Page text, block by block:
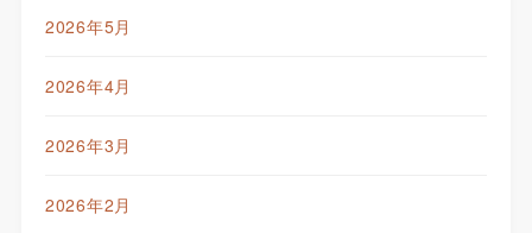
2026年5月
2026年4月
2026年3月
2026年2月